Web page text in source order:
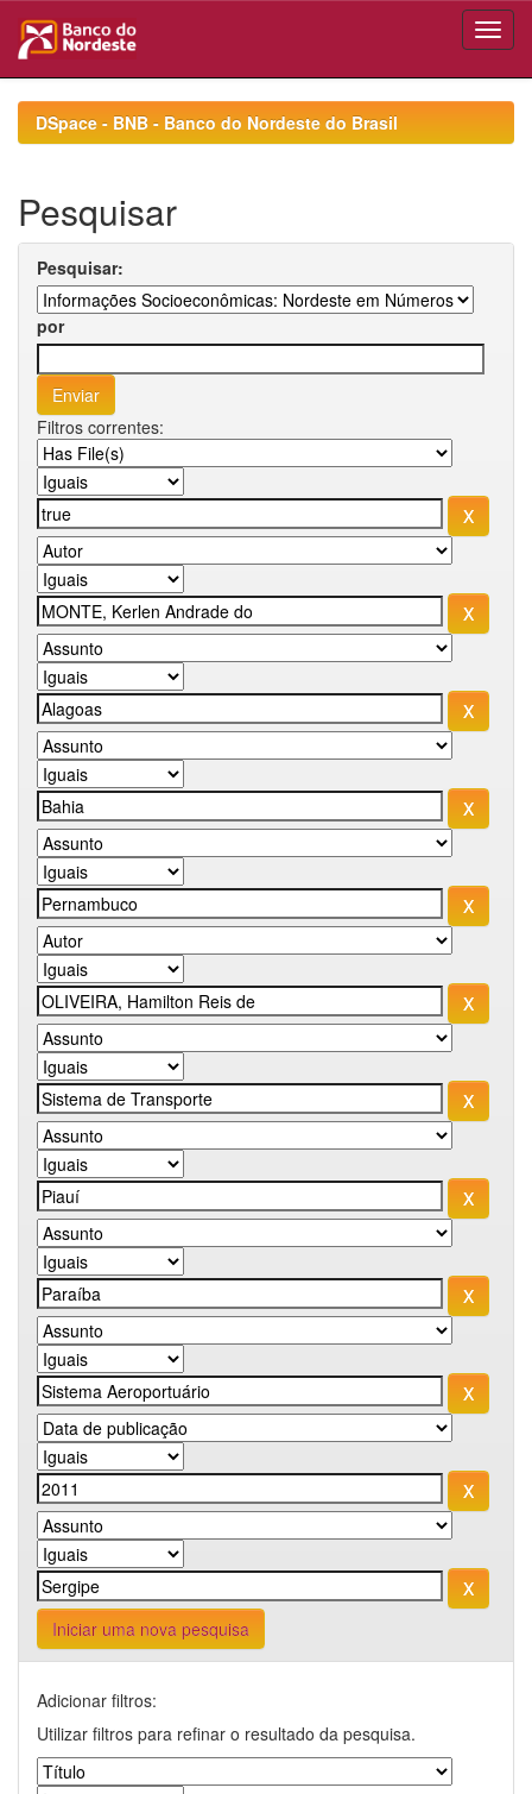
navigationDSpace - BNB - Banco do Nordeste do Brasil
Pesquisar
Pesquisar:
por
Filtros correntes:
Iniciar uma nova pesquisa
Adicionar filtros:
Utilizar filtros para refinar o resultado da pesquisa.